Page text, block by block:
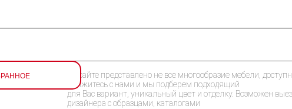
На сайте представлено не все многообразие мебели,
Свяжитесь с нами и мы подберем подходящий
для Вас вариант, уникальный цвет и отделку. Возможен
дизайнера с образцами, каталогами